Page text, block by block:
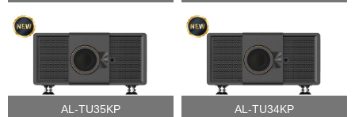
AL-TU35KP AL-TU34KP